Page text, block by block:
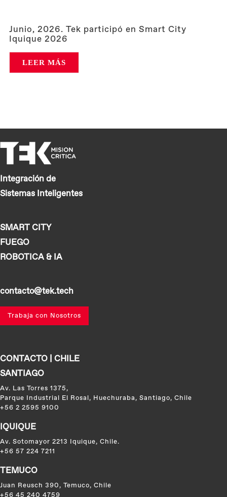
Junio, 2026. Tek participó en Smart City
Iquique 2026
LEER MÁS
Integración de
Sistemas Inteligentes
SMART CITY
FUEGO
ROBOTICA & IA
contacto@tek.tech
Trabaja con Nosotros
CONTACTO | CHILE
SANTIAGO
Av. Las Torres 1375,
Parque Industrial El Rosal, Huechuraba, Santiago, Chile
+56 2 2595 9100
IQUIQUE
Av. Sotomayor 2213 Iquique, Chile.
+56 57 224 7211
TEMUCO
Juan Reusch 390, Temuco, Chile